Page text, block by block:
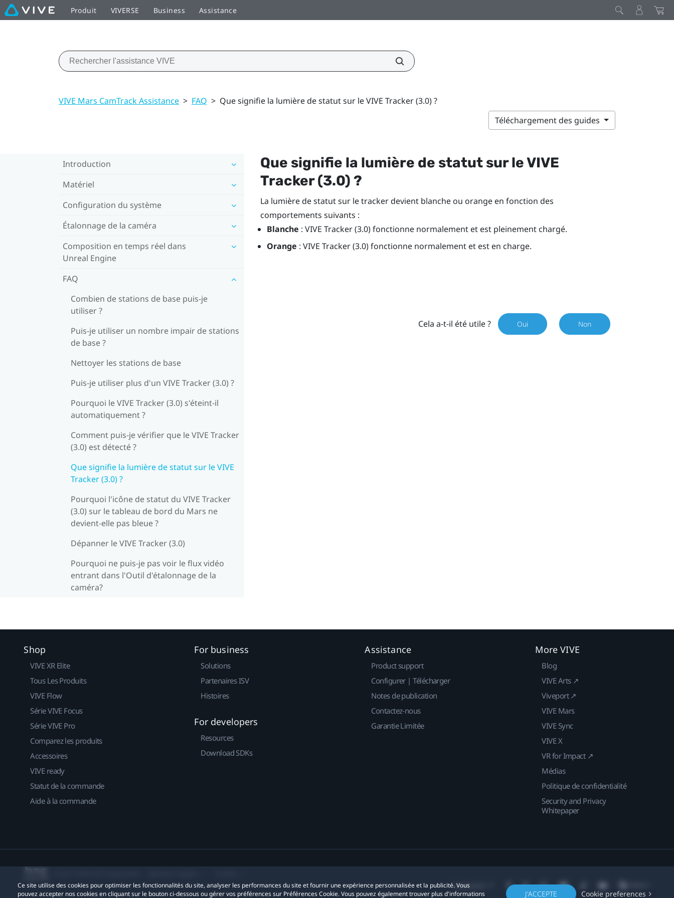
Produit VIVERSE Business Assistance
VIVE Mars CamTrack Assistance > FAQ > Que signifie la lumière de statut sur le VIVE Tracker (3.0) ?
Téléchargement des guides
Introduction
Matériel
Configuration du système
Étalonnage de la caméra
Composition en temps réel dans
Unreal Engine
FAQ
Combien de stations de base puis-je
utiliser ?
Puis-je utiliser un nombre impair de stations
de base ?
Nettoyer les stations de base
Puis-je utiliser plus d'un VIVE Tracker (3.0) ?
Pourquoi le VIVE Tracker (3.0) s'éteint-il
automatiquement ?
Comment puis-je vérifier que le VIVE Tracker
(3.0) est détecté ?
Que signifie la lumière de statut sur le VIVE
Tracker (3.0) ?
Pourquoi l'icône de statut du VIVE Tracker
(3.0) sur le tableau de bord du Mars ne
devient-elle pas bleue ?
Dépanner le VIVE Tracker (3.0)
Pourquoi ne puis-je pas voir le flux vidéo
entrant dans l'Outil d'étalonnage de la
caméra?
Que signifie la lumière de statut sur leVIVE
Tracker (3.0) ?
La lumière de statut sur le tracker devient blanche ou orange en fonction des
comportements suivants :
Blanche : VIVE Tracker (3.0)fonctionne normalement et est pleinement chargé.
Orange : VIVE Tracker (3.0)fonctionne normalement et est en charge.
Cela a-t-il été utile ? Oui Non
Ce site utilise des cookies pour optimiser les fonctionnalités du site, analyser les performances du site et fournir une expérience personnalisée et la publicité. Vous
pouvez accepter nos cookies en cliquant sur le bouton ci-dessous ou gérer vos préférences sur Préférences Cookie. Vous pouvez également trouver plus d'informations
J'ACCEPTE Cookie preferences
Shop
VIVE XR Elite
Tous Les Produits
VIVE Flow
Série VIVE Focus
Série VIVE Pro
Comparez les produits
Accessoires
VIVE ready
Statut de la commande
Aide à la commande
For business
Solutions
Partenaires ISV
Histoires
For developers
Resources
Download SDKs
Assistance
Product support
Configurer | Télécharger
Notes de publication
Contactez-nous
Garantie Limitée
More VIVE
Blog
VIVE Arts ↗
Viveport ↗
VIVE Mars
VIVE Sync
VIVE X
VR for Impact ↗
Médias
Politique de confidentialité
Security and Privacy
Whitepaper
Localisation